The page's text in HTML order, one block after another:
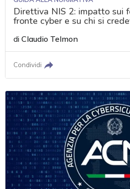
Direttiva NIS 2: impatto sui
fronte cyber e su chi si
diClaudio Telmon
Condividi